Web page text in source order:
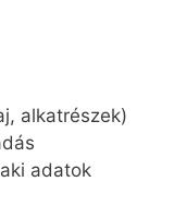
alkatrészek)
adatok